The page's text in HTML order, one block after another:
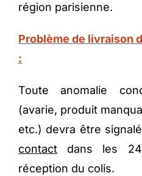
région parisienne.
Problème de livraison
:
Toute anomalie
(avarie, produit
etc.) devra être
contactdans les 24
réception du colis.